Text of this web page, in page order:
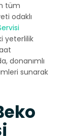
tüm
odaklı
yeterlilik
donanımlı
sunarak